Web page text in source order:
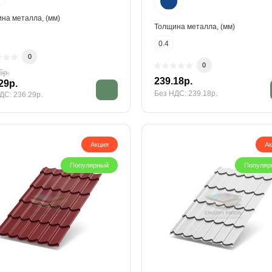
металла, (мм)
0
236.29р.
Толщина металла, (мм)
0.4
0
239.18р.
Без НДС: 239.18р.
Акция
Популярный